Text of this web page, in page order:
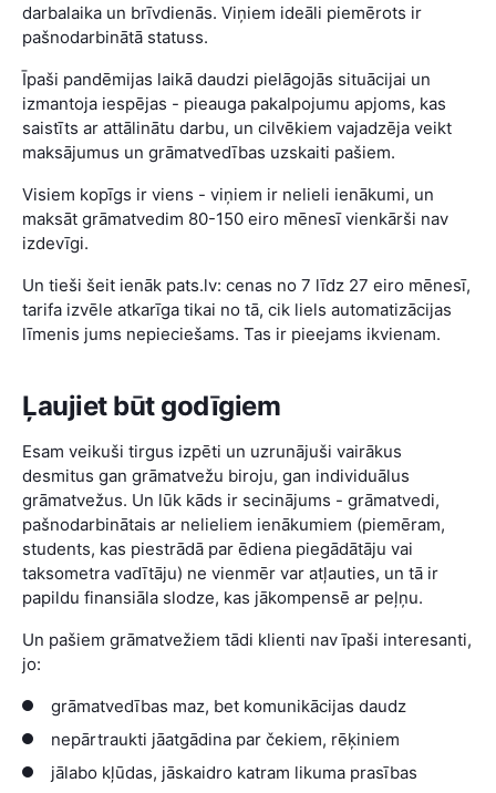
darbalaika un brīvdienās. Viņiem ideāli piemērots ir
pašnodarbinātā statuss.
Īpaši pandēmijas laikā daudzi pielāgojās situācijai un
izmantoja iespējas - pieauga pakalpojumu apjoms, kas
saistīts ar attālinātu darbu, un cilvēkiem vajadzēja veikt
maksājumus un grāmatvedības uzskaiti pašiem.
Visiem kopīgs ir viens - viņiem ir nelieli ienākumi, un
maksāt grāmatvedim 80-150 eiro mēnesī vienkārši nav
izdevīgi.
Un tieši šeit ienāk pats.lv: cenas no 7 līdz 27 eiro mēnesī,
tarifa izvēle atkarīga tikai no tā, cik liels automatizācijas
līmenis jums nepieciešams. Tas ir pieejams ikvienam.
Ļaujiet būt godīgiem
Esam veikuši tirgus izpēti un uzrunājuši vairākus
desmitus gan grāmatvežu biroju, gan individuālus
grāmatvežus. Un lūk kāds ir secinājums - grāmatvedi,
pašnodarbinātais ar nelieliem ienākumiem (piemēram,
students, kas piestrādā par ēdiena piegādātāju vai
taksometra vadītāju) ne vienmēr var atļauties, un tā ir
papildu finansiāla slodze, kas jākompensē ar peļņu.
Un pašiem grāmatvežiem tādi klienti nav īpaši interesanti,
jo:
grāmatvedības maz, bet komunikācijas daudz
nepārtraukti jāatgādina par čekiem, rēķiniem
jālabo kļūdas, jāskaidro katram likuma prasības